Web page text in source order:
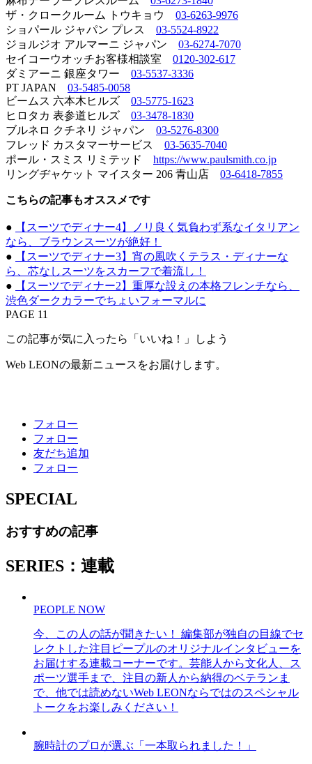
ザ・クロークルーム トウキョウ 03-6263-9976
ショパール ジャパン プレス 03-5524-8922
ジョルジオ アルマーニ ジャパン 03-6274-7070
セイコーウオッチお客様相談室 0120-302-617
ダミアーニ 銀座タワー 03-5537-3336
PT JAPAN 03-5485-0058
ビームス 六本木ヒルズ 03-5775-1623
ヒロタカ 表参道ヒルズ 03-3478-1830
ブルネロ クチネリ ジャパン 03-5276-8300
フレッド カスタマーサービス 03-5635-7040
ポール・スミス リミテッド https://www.paulsmith.co.jp
リングヂャケット マイスター 206 青山店 03-6418-7855
こちらの記事もオススメです
●
【スーツでディナー4】ノリ良く気負わず系なイタリアン
なら、ブラウンスーツが絶好！
●
【スーツでディナー3】宵の風吹くテラス・ディナーな
ら、芯なしスーツをスカーフで着流し！
●
【スーツでディナー2】重厚な設えの本格フレンチなら、
渋色ダークカラーでちょいフォーマルに
PAGE 11
この記事が気に入ったら「いいね！」しよう
Web LEONの最新ニュースをお届けします。
フォロー
フォロー
友だち追加
フォロー
SPECIAL
おすすめの記事
SERIES：連載
PEOPLE NOW
今、この人の話が聞きたい！ 編集部が独自の目線でセ
レクトした注目ピープルのオリジナルインタビューを
お届けする連載コーナーです。芸能人から文化人、ス
ポーツ選手まで、注目の新人から納得のベテランま
で、他では読めないWeb LEONならではのスペシャル
トークをお楽しみください！
腕時計のプロが選ぶ「一本取られました！」